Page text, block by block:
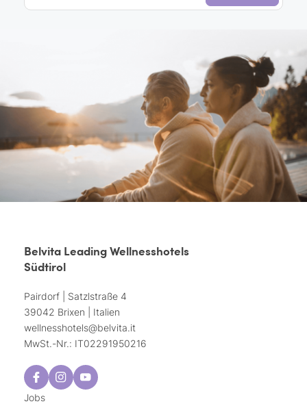
Belvita Leading Wellnesshotels
Südtirol
Pairdorf | Satzlstraße 4
39042 Brixen | Italien
wellnesshotels@belvita.it
MwSt.-Nr.: IT02291950216
Jobs